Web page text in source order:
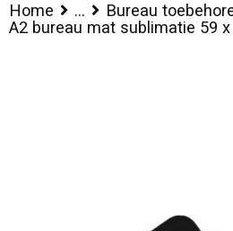
Home ... Bureau
A2 bureau mat sublimatie 59